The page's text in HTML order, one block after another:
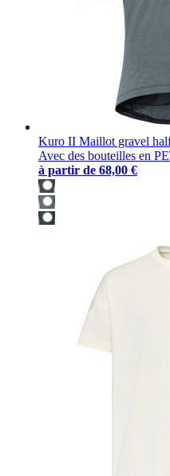
Kuro II Maillot gravel
Avec des bouteilles en
à partir de 68,00 €